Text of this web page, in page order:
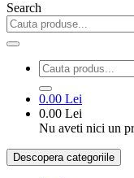
Search
0.00 Lei
0.00 Lei
Nu aveti nici un
Descopera categoriile